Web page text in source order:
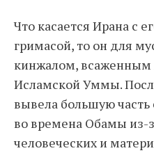
Что касается Ирана с
гримасой, то он для
кинжалом, всаженным
Исламской Уммы.
вывела большую часть
во времена Обамы из-
человеческих и